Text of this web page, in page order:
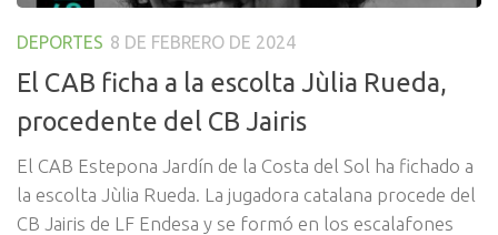
DEPORTES 8 DE FEBRERO DE 2024
El CAB ficha a la escolta Jùlia Rueda,
procedente del CB Jairis
El CAB Estepona Jardín de la Costa del Sol ha fichado a
la escolta Jùlia Rueda. La jugadora catalana procede del
CB Jairis de LF Endesa y se formó en los escalafones